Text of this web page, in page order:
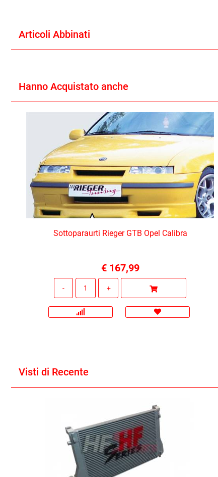
Articoli Abbinati
Hanno Acquistato anche
Sottoparaurti Rieger GTB Opel Calibra
€ 167,99
Visti di Recente